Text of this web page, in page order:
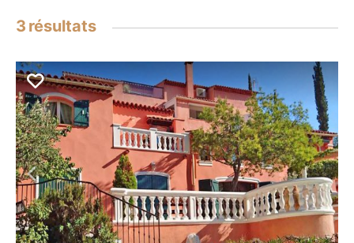
3 résultats
Précédent